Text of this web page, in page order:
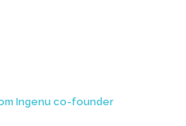
Ingenu co-founder